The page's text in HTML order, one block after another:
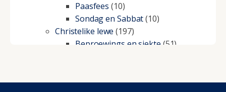
Paasfees (10)
Sondag en Sabbat(10)
Christelike lewe (197)
Beproewings en siekte (51)
Geestelike Groei(10)